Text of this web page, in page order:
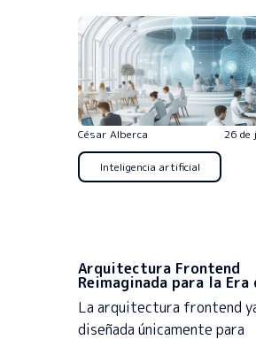
César Alberca 26 de
Inteligencia artificial
Arquitectura Frontend
Reimaginada para la Era
La arquitectura frontend
diseñada únicamente para